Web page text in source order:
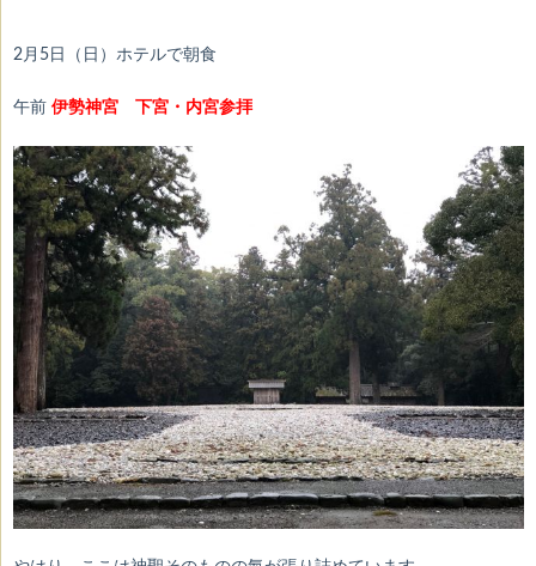
2月5日（日）ホテルで朝食
午前 伊勢神宮 下宮・内宮参拝